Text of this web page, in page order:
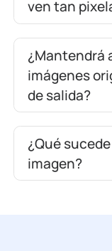
ven tan
¿Mantendrá
imágenes
de salida?
¿Qué
imagen?